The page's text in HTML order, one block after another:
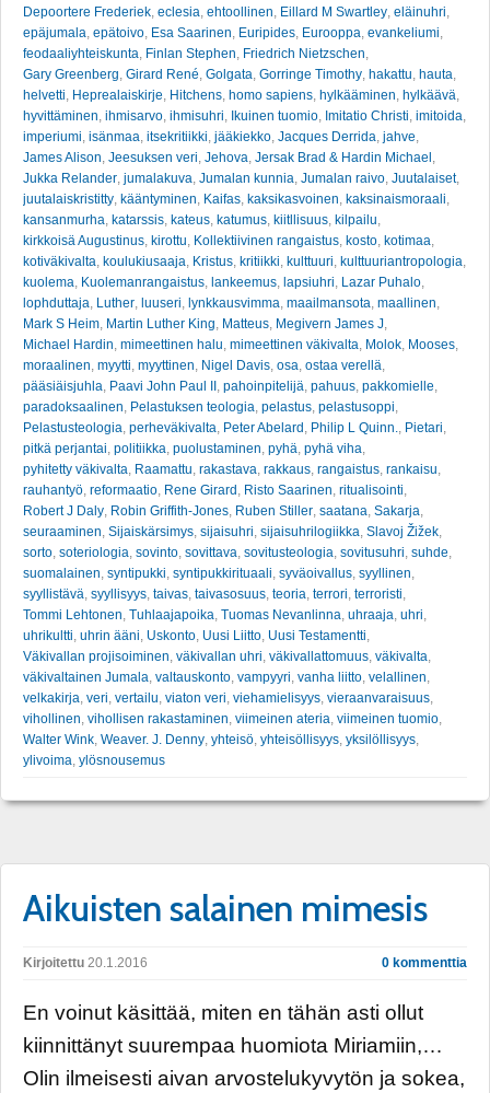
Depoortere Frederiek, eclesia, ehtoollinen, Eillard M Swartley, eläinuhri,
epäjumala, epätoivo, Esa Saarinen, Euripides, Eurooppa, evankeliumi,
feodaaliyhteiskunta, Finlan Stephen, Friedrich Nietzschen,
Gary Greenberg, Girard René, Golgata, Gorringe Timothy, hakattu, hauta,
helvetti, Heprealaiskirje, Hitchens, homo sapiens, hylkääminen, hylkäävä,
hyvittäminen, ihmisarvo, ihmisuhri, Ikuinen tuomio, Imitatio Christi, imitoida,
imperiumi, isänmaa, itsekritiikki, jääkiekko, Jacques Derrida, jahve,
James Alison, Jeesuksen veri, Jehova, Jersak Brad & Hardin Michael ,
Jukka Relander, jumalakuva, Jumalan kunnia, Jumalan raivo, Juutalaiset,
juutalaiskristitty, kääntyminen, Kaifas, kaksikasvoinen, kaksinaismoraali,
kansanmurha, katarssis, kateus, katumus, kiitllisuus, kilpailu,
kirkkoisä Augustinus, kirottu, Kollektiivinen rangaistus, kosto, kotimaa,
kotiväkivalta, koulukiusaaja, Kristus, kritiikki, kulttuuri, kulttuuriantropologia,
kuolema, Kuolemanrangaistus, lankeemus, lapsiuhri, Lazar Puhalo,
lophduttaja, Luther, luuseri, lynkkausvimma, maailmansota, maallinen,
Mark S Heim, Martin Luther King, Matteus, Megivern James J,
Michael Hardin, mimeettinen halu, mimeettinen väkivalta, Molok, Mooses,
moraalinen, myytti, myyttinen, Nigel Davis, osa, ostaa verellä,
pääsiäisjuhla, Paavi John Paul II , pahoinpitelijä, pahuus, pakkomielle,
paradoksaalinen, Pelastuksen teologia, pelastus, pelastusoppi,
Pelastusteologia, perheväkivalta, Peter Abelard , Philip L Quinn., Pietari,
pitkä perjantai, politiikka, puolustaminen, pyhä, pyhä viha,
pyhitetty väkivalta, Raamattu, rakastava, rakkaus, rangaistus, rankaisu,
rauhantyö, reformaatio, Rene Girard , Risto Saarinen, ritualisointi,
Robert J Daly, Robin Griffith-Jones, Ruben Stiller, saatana, Sakarja,
seuraaminen, Sijaiskärsimys, sijaisuhri, sijaisuhrilogiikka, Slavoj Žižek,
sorto, soteriologia, sovinto, sovittava, sovitusteologia, sovitusuhri, suhde,
suomalainen, syntipukki, syntipukkirituaali, syväoivallus, syyllinen,
syyllistävä, syyllisyys, taivas, taivasosuus, teoria, terrori, terroristi,
Tommi Lehtonen, Tuhlaajapoika, Tuomas Nevanlinna, uhraaja, uhri,
uhrikultti, uhrin ääni, Uskonto, Uusi Liitto, Uusi Testamentti,
Väkivallan projisoiminen, väkivallan uhri, väkivallattomuus, väkivalta,
väkivaltainen Jumala, valtauskonto, vampyyri, vanha liitto, velallinen,
velkakirja, veri, vertailu, viaton veri, viehamielisyys, vieraanvaraisuus,
vihollinen, vihollisen rakastaminen, viimeinen ateria, viimeinen tuomio,
Walter Wink, Weaver. J. Denny, yhteisö, yhteisöllisyys, yksilöllisyys,
ylivoima, ylösnousemus
Aikuisten salainen mimesis
Kirjoitettu 20.1.2016 0 kommenttia
En voinut käsittää, miten en tähän asti ollut
kiinnittänyt suurempaa huomiota Miriamiin,…
Olin ilmeisesti aivan arvostelukyvytön ja sokea,